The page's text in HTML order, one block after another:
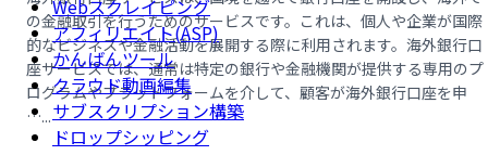
Webスクレイピング
アフィリエイト(ASP)
かんばんツール
クラウド動画編集
サブスクリプション構築
ドロップシッピング
の金融取引を行うためのサービスです。これは、個人や企業が国際
的なビジネスや金融活動を展開する際に利用されます。海外銀行口
座サービスでは、通常は特定の銀行や金融機関が提供する専用のプ
ログラムやプラットフォームを介して、顧客が海外銀行口座を申
…...